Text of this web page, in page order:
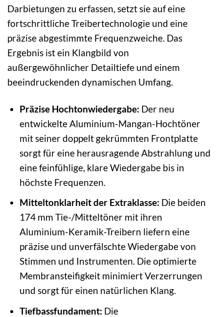
Darbietungen zu erfassen, setzt sie auf eine
fortschrittliche Treibertechnologie und eine
präzise abgestimmte Frequenzweiche. Das
Ergebnis ist ein Klangbild von
außergewöhnlicher Detailtiefe und einem
beeindruckenden dynamischen Umfang.
Präzise Hochtonwiedergabe: Der neu
entwickelte Aluminium-Mangan-Hochtöner
mit seiner doppelt gekrümmten Frontplatte
sorgt für eine herausragende Abstrahlung und
eine feinfühlige, klare Wiedergabe bis in
höchste Frequenzen.
Mitteltonklarheit der Extraklasse: Die beiden
174 mm Tie-/Mitteltöner mit ihren
Aluminium-Keramik-Treibern liefern eine
präzise und unverfälschte Wiedergabe von
Stimmen und Instrumenten. Die optimierte
Membransteifigkeit minimiert Verzerrungen
und sorgt für einen natürlichen Klang.
Tiefbassfundament: Die